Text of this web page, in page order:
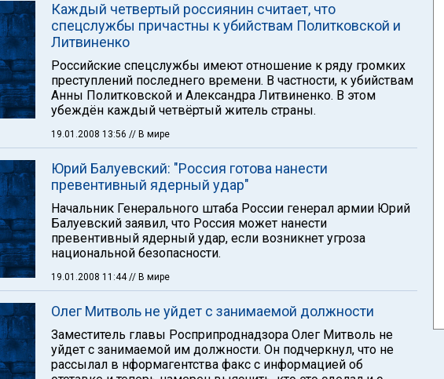
Каждый четвертый россиянин считает, что
спецслужбы причастны к убийствам Политковской и
Литвиненко
Российские спецслужбы имеют отношение к ряду громких
преступлений последнего времени. В частности, к убийствам
Анны Политковской и Александра Литвиненко. В этом
убеждён каждый четвёртый житель страны.
19.01.2008 13:56 // В мире
Юрий Балуевский: "Россия готова нанести
превентивный ядерный удар"
Начальник Генерального штаба России генерал армии Юрий
Балуевский заявил, что Россия может нанести
превентивный ядерный удар, если возникнет угроза
национальной безопасности.
19.01.2008 11:44// В мире
Олег Митволь не уйдет с занимаемой должности
Заместитель главы Росприпроднадзора Олег Митволь не
уйдет с занимаемой им должности. Он подчеркнул, что не
рассылал в нформагентства факс с информацией об